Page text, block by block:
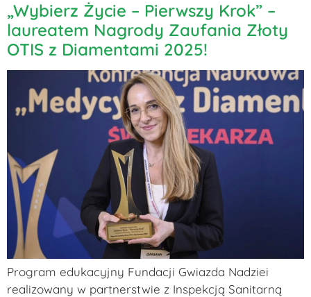
„Wybierz Życie – Pierwszy Krok” –
laureatem Nagrody Zaufania Złoty
OTIS z Diamentami 2025!
Program edukacyjny Fundacji Gwiazda Nadziei
realizowany w partnerstwie z Inspekcją Sanitarną